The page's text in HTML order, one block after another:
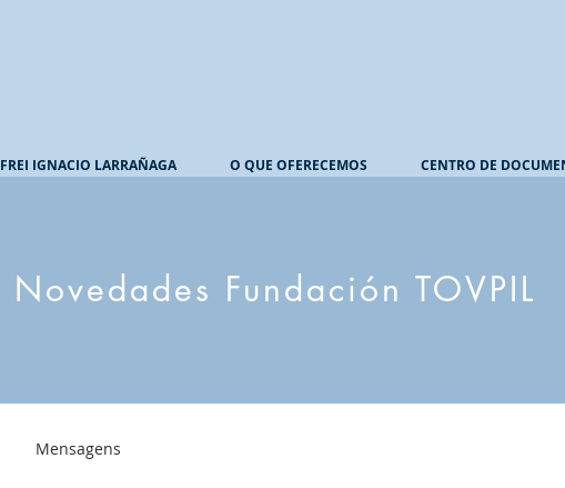
FREI IGNACIO LARRAÑAGA O QUE OFERECEMOS CENTRO DE
Novedades Fundación TOVPIL
Mensagens